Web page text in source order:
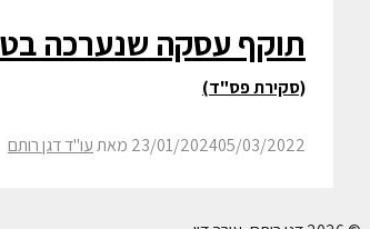
תוקף עסקה שנערכה
(סקירת פס"ד)
23/01/202405/03/2022 מאתעו"ד דגן רותם